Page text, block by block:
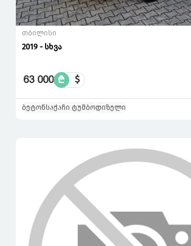
თბილისი
2019 - სხვა
63 000 ₾ $
ბეტონსაქაჩი ტუმბოდიზელი